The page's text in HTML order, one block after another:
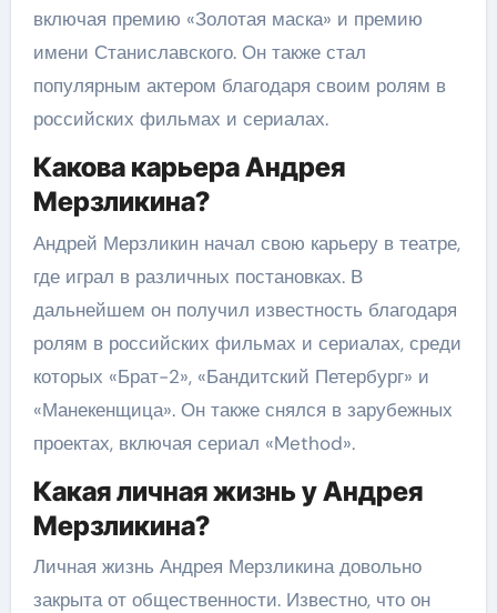
включая премию «Золотая маска» и премию
имени Станиславского. Он также стал
популярным актером благодаря своим ролям в
российских фильмах и сериалах.
Какова карьера Андрея
Мерзликина?
Андрей Мерзликин начал свою карьеру в театре,
где играл в различных постановках. В
дальнейшем он получил известность благодаря
ролям в российских фильмах и сериалах, среди
которых «Брат-2», «Бандитский Петербург» и
«Манекенщица». Он также снялся в зарубежных
проектах, включая сериал «Method».
Какая личная жизнь у Андрея
Мерзликина?
Личная жизнь Андрея Мерзликина довольно
закрыта от общественности. Известно, что он